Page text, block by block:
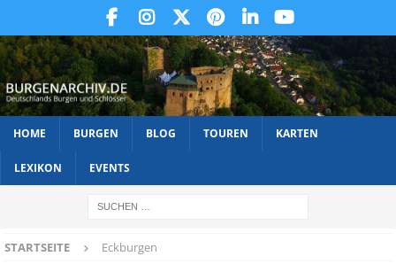
HOME BURGEN BLOG TOUREN KARTEN
LEXIKON EVENTS
STARTSEITE Eckburgen